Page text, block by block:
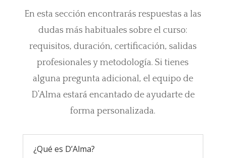
En esta sección encontrarás respuestas a las
dudas más habituales sobre el curso:
requisitos, duración, certificación, salidas
profesionales y metodología. Si tienes
alguna pregunta adicional, el equipo de
D’Alma estará encantado de ayudarte de
forma personalizada.
¿Qué es D’Alma?